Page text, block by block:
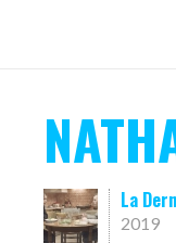
La
2019